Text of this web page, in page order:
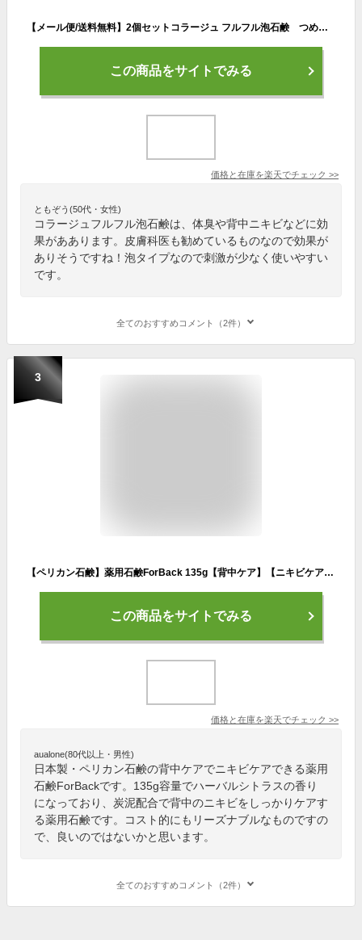
【メール便/送料無料】2個セットコラージュ フルフル泡石鹸 つめかえ用 210ml＠コスメ殿堂入り！皮膚科医もおすすめ！体臭や背中ニキビ・お子様にも体の臭い/加齢臭/吹き出物/ムレm
この商品をサイトでみる
価格と在庫を楽天でチェック >>
ともぞう(50代・女性)
コラージュフルフル泡石鹸は、体臭や背中ニキビなどに効
果がああります。皮膚科医も勧めているものなので効果が
ありそうですね！泡タイプなので刺激が少なく使いやすい
です。
全てのおすすめコメント（2件）
3
【ペリカン石鹸】薬用石鹸ForBack 135g【背中ケア】【ニキビケア】【せっけん】【石けん】
この商品をサイトでみる
価格と在庫を楽天でチェック >>
aualone(80代以上・男性)
日本製・ペリカン石鹸の背中ケアでニキビケアできる薬用
石鹸ForBackです。135g容量でハーバルシトラスの香り
になっており、炭泥配合で背中のニキビをしっかりケアす
る薬用石鹸です。コスト的にもリーズナブルなものですの
で、良いのではないかと思います。
全てのおすすめコメント（2件）